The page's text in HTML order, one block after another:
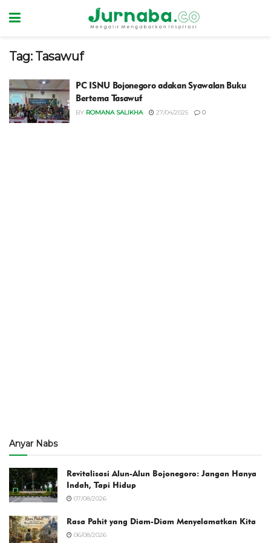
Tag: Tasawuf
PC ISNU Bojonegoro adakan Syawalan Buku
Bertema Tasawuf
BY ROMANA SALIKHA 27/04/2025 0
Anyar Nabs
Revitalisasi Alun-Alun Bojonegoro: Jangan Hanya
Indah, Tapi Hidup
07/08/2026
Rasa Pahit yang Diam-Diam Menyelamatkan Kita
06/08/2026